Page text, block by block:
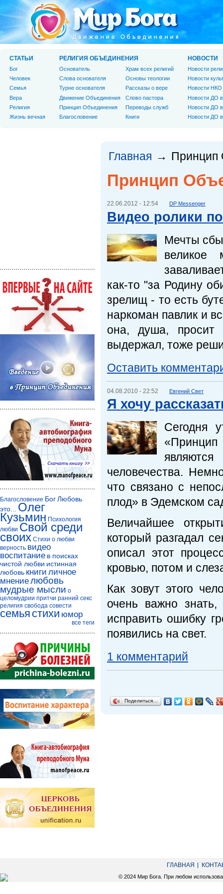
Главная → Принцип
Принцип
22.06.2012 - 12:54 DP Messenger
Видео ролики
Мечты
великое
как-то "за Родину
зрелищ - то есть
наркоман павлик и
она, душа, просит
выдержал, тоже
Оставить
04.08.2010 - 22:52 Евгений Свет
Я хочу
Сегодня
человечества.
что связано с
плод» в Эдемском
Величайшее
который разгадал
описал этот
кровью, потом и
Как зовут этого
очень важно
исправить ошибку
появились на свет.
1 комментарий
Поделиться…
СТАТЬИ
Бог
Человек
Cемья
Вера
Религия
Жизнь вечная
РЕЛИГИЯ ОБЪЕДИНЕНИЯ
Основатель
Слова основателя
Турне основателя
Движение Объединения
Принцип Объединения
Благословение
Храм всех религий
Основы теологии
Рассказы о вере
Слово пастора
Переводы служб
Книги
НОВОСТИ
Новости
Новости
Новости НКО
Новости ДО
Новости ДО
Новости ДО
Благословение БогЛюбовь
это...
Олег
Кузьмин Психология
любви Свой среди
своих Стихи о любви
верность видео
воспитание в поисках
чистой любви истинная
любовь книги личное
мнениелюбовь
мудрые мысли о
целомудрии притчи ранний секс
религия свобода совести
семья стихи юмор
все теги
ГЛАВНАЯ
© 2024 Мир Бога. При любом